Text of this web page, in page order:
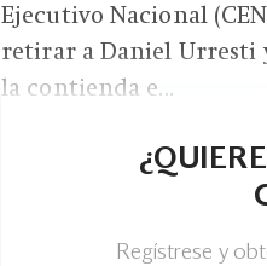
Ejecutivo Nacional
retirar a Daniel Urresti
la contienda e...
Regístrese y